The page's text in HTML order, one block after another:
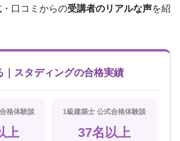
口コミからの受講者のリアルな声を紹
｜スタディングの合格実績
格体験談
上
1級建築士 公式合格体験談
37名以上